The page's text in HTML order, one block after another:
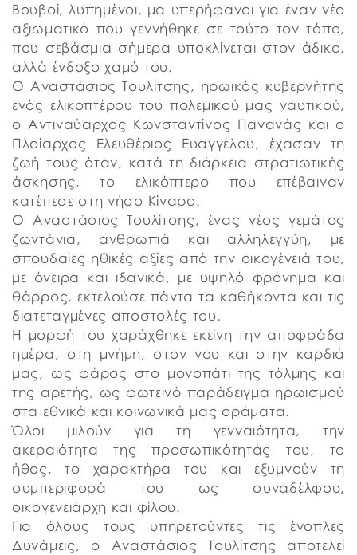
Βουβοί, λυπημένοι, μα υπερήφανοι για έναν νέο
αξιωματικό που γεννήθηκε σε τούτο τον τόπο,
που σεβάσμια σήμερα υποκλίνεται στον άδικο,
αλλά ένδοξο χαμό του.
Ο Αναστάσιος Τουλίτσης, ηρωικός κυβερνήτης
ενός ελικοπτέρου του πολεμικού μας ναυτικού,
ο Αντιναύαρχος Κωνσταντίνος Πανανάς και ο
Πλοίαρχος Ελευθέριος Ευαγγέλου, έχασαν τη
ζωή τους όταν, κατά τη διάρκεια στρατιωτικής
άσκησης, το ελικόπτερο που επέβαιναν
κατέπεσε στη νήσο Κίναρο.
Ο Αναστάσιος Τουλίτσης, ένας νέος γεμάτος
ζωντάνια, ανθρωπιά και αλληλεγγύη, με
σπουδαίες ηθικές αξίες από την οικογένειά του,
με όνειρα και ιδανικά, με υψηλό φρόνημα και
θάρρος, εκτελούσε πάντα τα καθήκοντα και τις
διατεταγμένες αποστολές του.
Η μορφή του χαράχθηκε εκείνη την αποφράδα
ημέρα, στη μνήμη, στον νου και στην καρδιά
μας, ως φάρος στο μονοπάτι της τόλμης και
της αρετής, ως φωτεινό παράδειγμα ηρωισμού
στα εθνικά και κοινωνικά μας οράματα.
Όλοι μιλούν για τη γενναιότητα, την
ακεραιότητα της προσωπικότητάς του, το
ήθος, το χαρακτήρα του και εξυμνούν τη
συμπεριφορά του ως συναδέλφου,
οικογενειάρχη και φίλου.
Για όλους τους υπηρετούντες τις ένοπλες
Δυνάμεις, ο Αναστάσιος Τουλίτσης αποτελεί